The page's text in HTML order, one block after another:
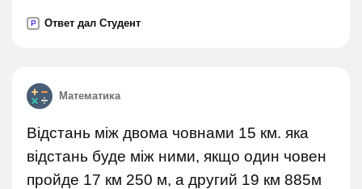
P Ответ дал Студент
Математика
Відстань між двома човнами 15 км. яка
відстань буде між ними, якщо один човен
пройде 17 км 250 м, а другий 19 км 885м